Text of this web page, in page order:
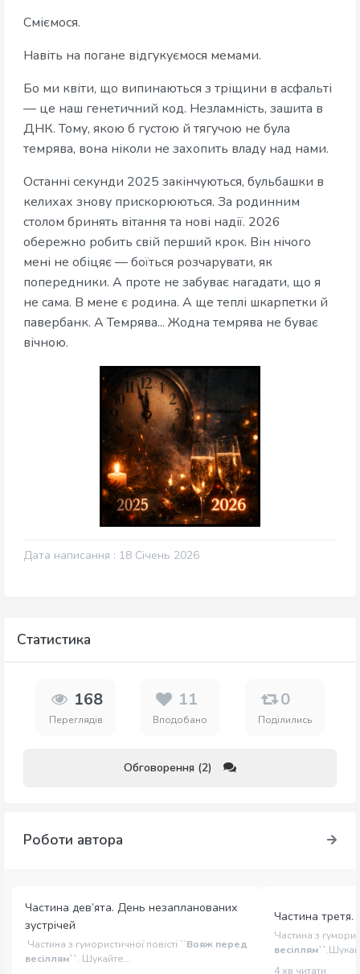
Сміємося.
Навіть на погане відгукуємося мемами.
Бо ми квіти, що випинаються з тріщини в асфальті
— це наш генетичний код. Незламність, зашита в
ДНК. Тому, якою б густою й тягучою не була
темрява, вона ніколи не захопить владу над нами.
Останні секунди 2025 закінчуються, бульбашки в
келихах знову прискорюються. За родинним
столом бринять вітання та нові надії. 2026
обережно робить свій перший крок. Він нічого
мені не обіцяє — боїться розчарувати, як
попередники. А проте не забуває нагадати, що я
не сама. В мене є родина. А ще теплі шкарпетки й
павербанк. А Темрява... Жодна темрява не буває
вічною.
Дата написання : 18 Січень 2026
Статистика
168
Переглядів
11
Вподобано
0
Поділились
Обговорення (2)
Роботи автора
Частина дев’ята. День незапланованих
зустрічей
Частина з гумористичної повісті ``Вояж перед
весіллям``. Шукайте...
Частина третя.
Частина з
весіллям``
4 хв читати